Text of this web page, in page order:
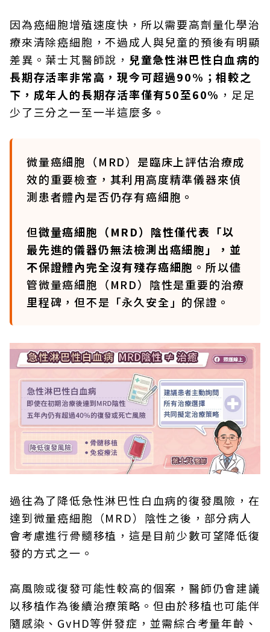
因為癌細胞增殖速度快，所以需要高劑量化學治
療來清除癌細胞，不過成人與兒童的預後有明顯
差異。葉士芃醫師說， 兒童急性淋巴性白血病的
長期存活率非常高，現今可超過90%；相較之
下，成年人的長期存活率僅有50至60% ，足足
少了三分之一至一半這麼多。
微量癌細胞（MRD）是臨床上評估治療成
效的重要檢查，其利用高度精準儀器來偵
測患者體內是否仍存有癌細胞。
但微量癌細胞（MRD）陰性僅代表「以
最先進的儀器仍無法檢測出癌細胞」，並
不保證體內完全沒有殘存癌細胞 。所以儘
管微量癌細胞（MRD）陰性是重要的治療
里程碑，但不是「永久安全」的保證。
過往為了降低急性淋巴性白血病的復發風險，在
達到微量癌細胞（MRD）陰性之後，部分病人
會考慮進行骨髓移植，這是目前少數可望降低復
發的方式之一。
高風險或復發可能性較高的個案，醫師仍會建議
以移植作為後續治療策略。但由於移植也可能伴
隨感染、GvHD等併發症，並需綜合考量年齡、